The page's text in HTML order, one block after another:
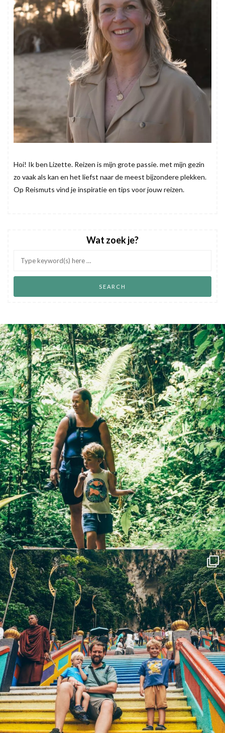
Hoi! Ik ben Lizette. Reizen is mijn grote passie. met mijn gezin
zo vaak als kan en het liefst naar de meest bijzondere plekken.
Op Reismuts vind je inspiratie en tips voor jouw reizen.
Wat zoek je?